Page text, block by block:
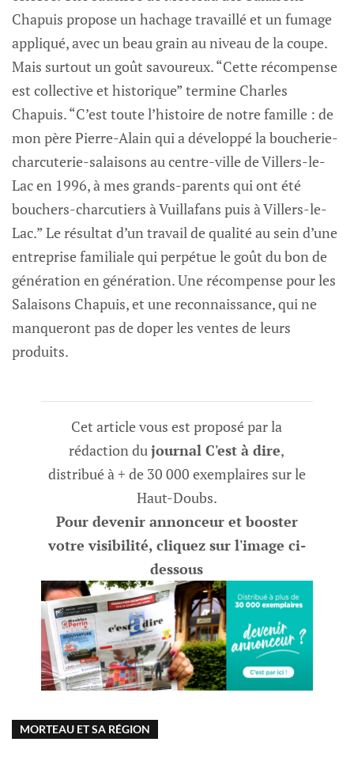
Chapuis propose un hachage travaillé et un fumage
appliqué, avec un beau grain au niveau de la coupe.
Mais surtout un goût savoureux. “Cette récompense
est collective et historique” termine Charles
Chapuis. “C’est toute l’histoire de notre famille : de
mon père Pierre-Alain qui a développé la boucherie-
charcuterie-salaisons au centre-ville de Villers-le-
Lac en 1996, à mes grands-parents qui ont été
bouchers-charcutiers à Vuillafans puis à Villers-le-
Lac.” Le résultat d’un travail de qualité au sein d’une
entreprise familiale qui perpétue le goût du bon de
génération en génération. Une récompense pour les
Salaisons Chapuis, et une reconnaissance, qui ne
manqueront pas de doper les ventes de leurs
produits.
Cet article vous est proposé par la
rédaction dujournal C'est à dire,
distribué à + de 30 000 exemplaires sur le
Haut-Doubs.
Pour devenir annonceur et booster
votre visibilité, cliquez sur l'image ci-
dessous
MORTEAU ET SA RÉGION